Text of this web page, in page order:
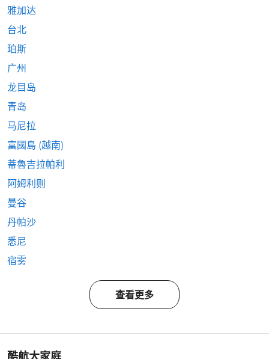
雅加达
台北
珀斯
广州
龙目岛
青岛
马尼拉
富國島 (越南)
蒂魯吉拉帕利
阿姆利则
曼谷
丹帕沙
悉尼
宿雾
查看更多